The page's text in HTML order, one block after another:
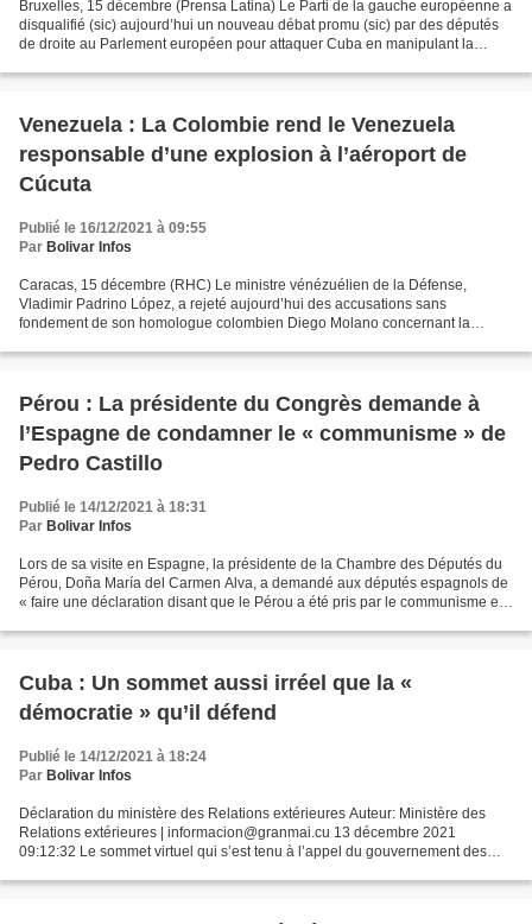
Bruxelles, 15 décembre (Prensa Latina) Le Parti de la gauche européenne a
disqualifié (sic) aujourd’hui un nouveau débat promu (sic) par des députés
de droite au Parlement européen pour attaquer Cuba en manipulant la
Venezuela : La Colombie rend le Venezuela
responsable d’une explosion à l’aéroport de
Cúcuta
Publié le 16/12/2021 à 09:55
Par Bolivar Infos
Caracas, 15 décembre (RHC) Le ministre vénézuélien de la Défense,
Vladimir Padrino López, a rejeté aujourd’hui des accusations sans
fondement de son homologue colombien Diego Molano concernant la
Pérou : La présidente du Congrès demande à
l’Espagne de condamner le « communisme » de
Pedro Castillo
Publié le 14/12/2021 à 18:31
Par Bolivar Infos
Lors de sa visite en Espagne, la présidente de la Chambre des Députés du
Pérou, Doña María del Carmen Alva, a demandé aux députés espagnols de
« faire une déclaration disant que le Pérou a été pris par le communisme et
Cuba : Un sommet aussi irréel que la «
démocratie » qu’il défend
Publié le 14/12/2021 à 18:24
Par Bolivar Infos
Déclaration du ministère des Relations extérieures Auteur: Ministère des
Relations extérieures | informacion@granmai.cu 13 décembre 2021
09:12:32 Le sommet virtuel qui s’est tenu à l’appel du gouvernement des